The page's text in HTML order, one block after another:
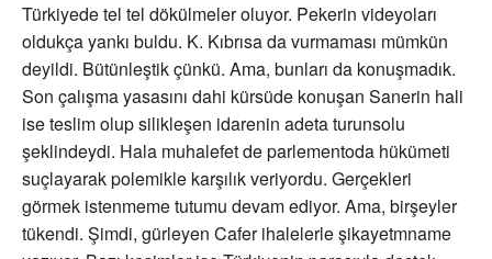
Türkiyede tel tel dökülmeler oluyor. Pekerin videyoları
oldukça yankı buldu. K. Kıbrısa da vurmaması mümkün
deyildi. Bütünleştik çünkü. Ama, bunları da konuşmadık.
Son çalışma yasasını dahi kürsüde konuşan Sanerin hali
ise teslim olup silikleşen idarenin adeta turunsolu
şeklindeydi. Hala muhalefet de parlementoda hükümeti
suçlayarak polemikle karşılık veriyordu. Gerçekleri
görmek istenmeme tutumu devam ediyor. Ama, birşeyler
tükendi. Şimdi, gürleyen Cafer ihalelerle şikayetmname